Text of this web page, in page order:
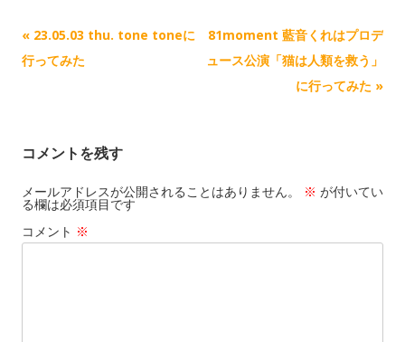
記
事
ー
シ
ョ
ン
« 23.05.03 thu. tone toneに
行ってみた
81moment 藍音くれはプロデ
ュース公演「猫は人類を救う」
に行ってみた »
コメントを残す
メールアドレスが公開されることはありません。 ※ が付いてい
る欄は必須項目です
コメント ※